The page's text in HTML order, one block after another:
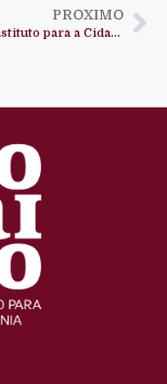
PROXIMO
Mosaiko Instituto para a Cidadania facilita seminário de formação sobre Direitos Humanos e Cidadania em Benguela